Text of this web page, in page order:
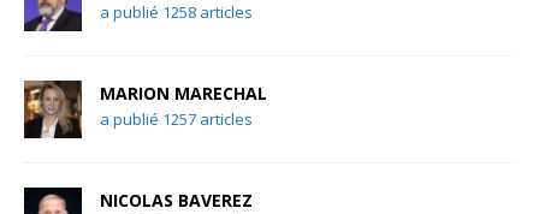
a publié 1258 articles
MARION MARECHAL
a publié 1257 articles
NICOLAS BAVEREZ